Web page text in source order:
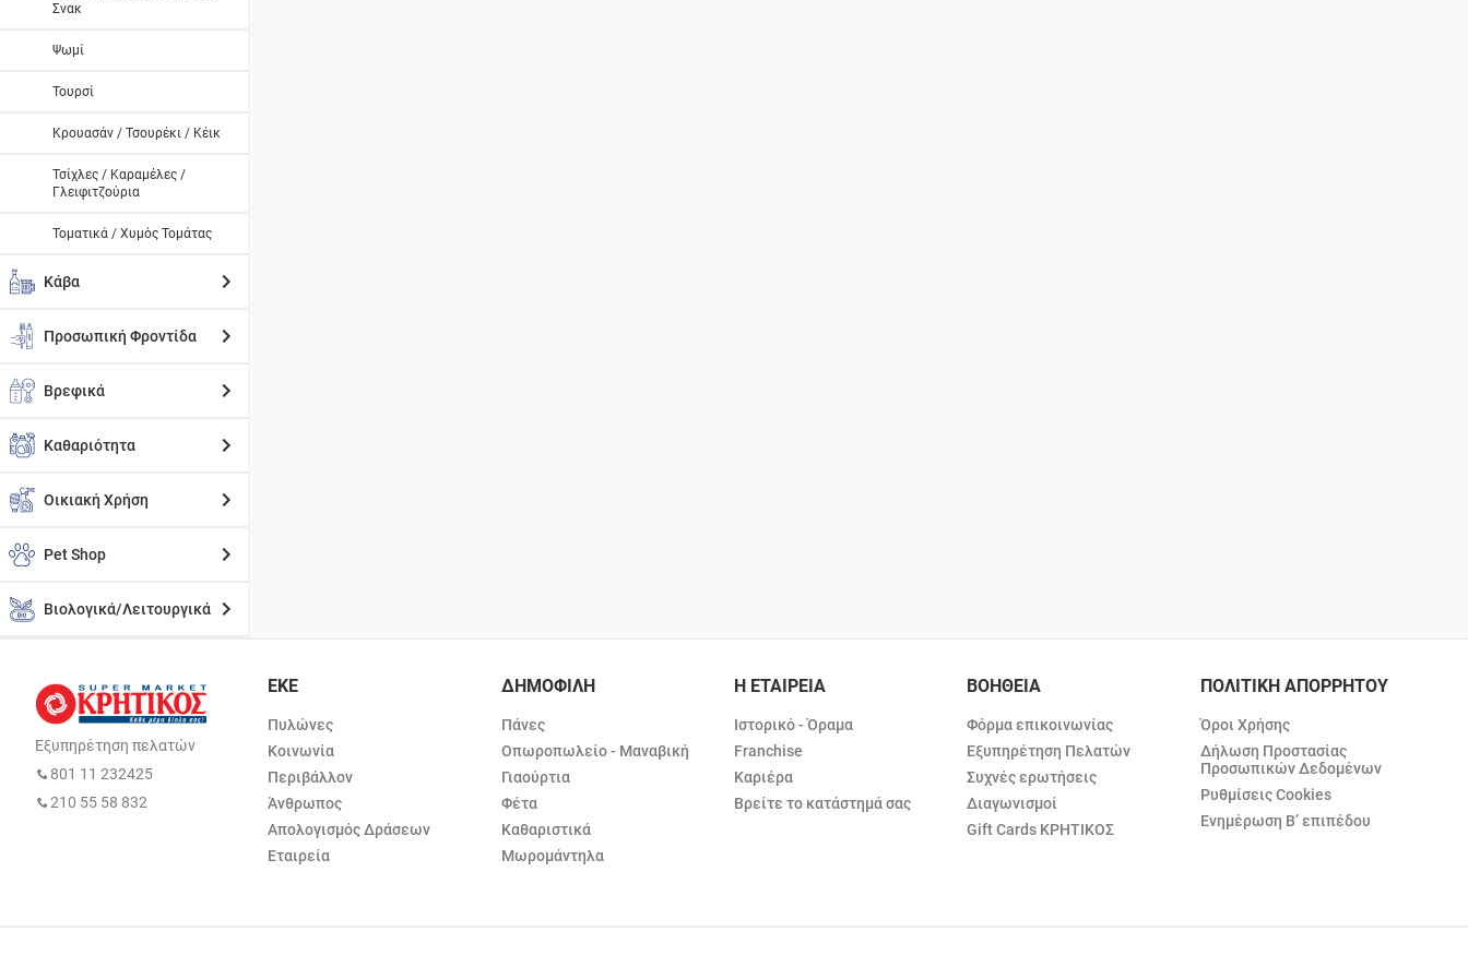
Σνακ
Ψωμί
Τουρσί
Κρουασάν / Τσουρέκι / Κέικ
Τσίχλες / Καραμέλες /
Γλειφιτζούρια
Τοματικά / Χυμός Τομάτας
Κάβα
Προσωπική Φροντίδα
Βρεφικά
Καθαριότητα
Οικιακή Χρήση
Pet Shop
Βιολογικά/Λειτουργικά
Εξυπηρέτηση πελατών
801 11 232425
210 55 58 832
ΕΚΕ
Πυλώνες
Κοινωνία
Περιβάλλον
Άνθρωπος
Απολογισμός Δράσεων
Εταιρεία
ΔΗΜΟΦΙΛΗ
Πάνες
Οπωροπωλείο - Μαναβική
Γιαούρτια
Φέτα
Καθαριστικά
Μωρομάντηλα
Η ΕΤΑΙΡΕΙΑ
Ιστορικό - Όραμα
Franchise
Καριέρα
Βρείτε το κατάστημά σας
ΒΟΗΘΕΙΑ
Φόρμα επικοινωνίας
Εξυπηρέτηση Πελατών
Συχνές ερωτήσεις
Διαγωνισμοί
Gift Cards ΚΡΗΤΙΚΟΣ
ΠΟΛΙΤΙΚΗ ΑΠΟΡΡΗΤΟΥ
Όροι Χρήσης
Δήλωση Προστασίας
Προσωπικών Δεδομένων
Ρυθμίσεις Cookies
Ενημέρωση Β’ επιπέδου